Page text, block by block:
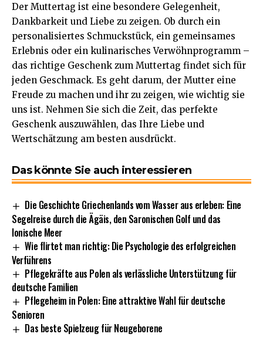
Der Muttertag ist eine besondere Gelegenheit,
Dankbarkeit und Liebe zu zeigen. Ob durch ein
personalisiertes Schmuckstück, ein gemeinsames
Erlebnis oder ein kulinarisches Verwöhnprogramm –
das richtige Geschenk zum Muttertag findet sich für
jeden Geschmack. Es geht darum, der Mutter eine
Freude zu machen und ihr zu zeigen, wie wichtig sie
uns ist. Nehmen Sie sich die Zeit, das perfekte
Geschenk auszuwählen, das Ihre Liebe und
Wertschätzung am besten ausdrückt.
Das könnte Sie auch interessieren
Die Geschichte Griechenlands vom Wasser aus erleben: Eine
Segelreise durch die Ägäis, den Saronischen Golf und das
Ionische Meer
Wie flirtet man richtig: Die Psychologie des erfolgreichen
Verführens
Pflegekräfte aus Polen als verlässliche Unterstützung für
deutsche Familien
Pflegeheim in Polen: Eine attraktive Wahl für deutsche
Senioren
Das beste Spielzeug für Neugeborene